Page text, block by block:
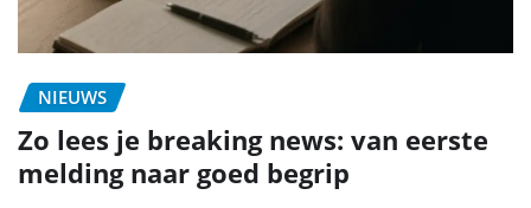
NIEUWS
Zo lees je breaking news: van eerste
melding naar goed begrip